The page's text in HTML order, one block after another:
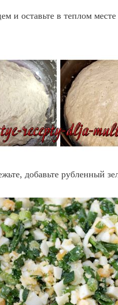
и оставьте в теплом
добавьте рубленный